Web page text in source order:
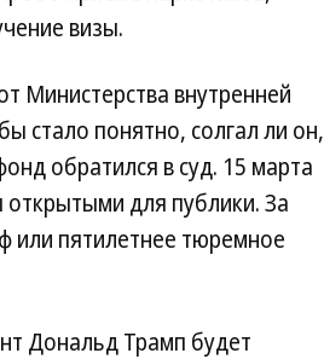
визы.
Министерства внутренней
стало понятно, солгал ли он,
обратился в суд. 15 марта
открытыми для публики. За
или пятилетнее тюремное
Дональд Трамп будет